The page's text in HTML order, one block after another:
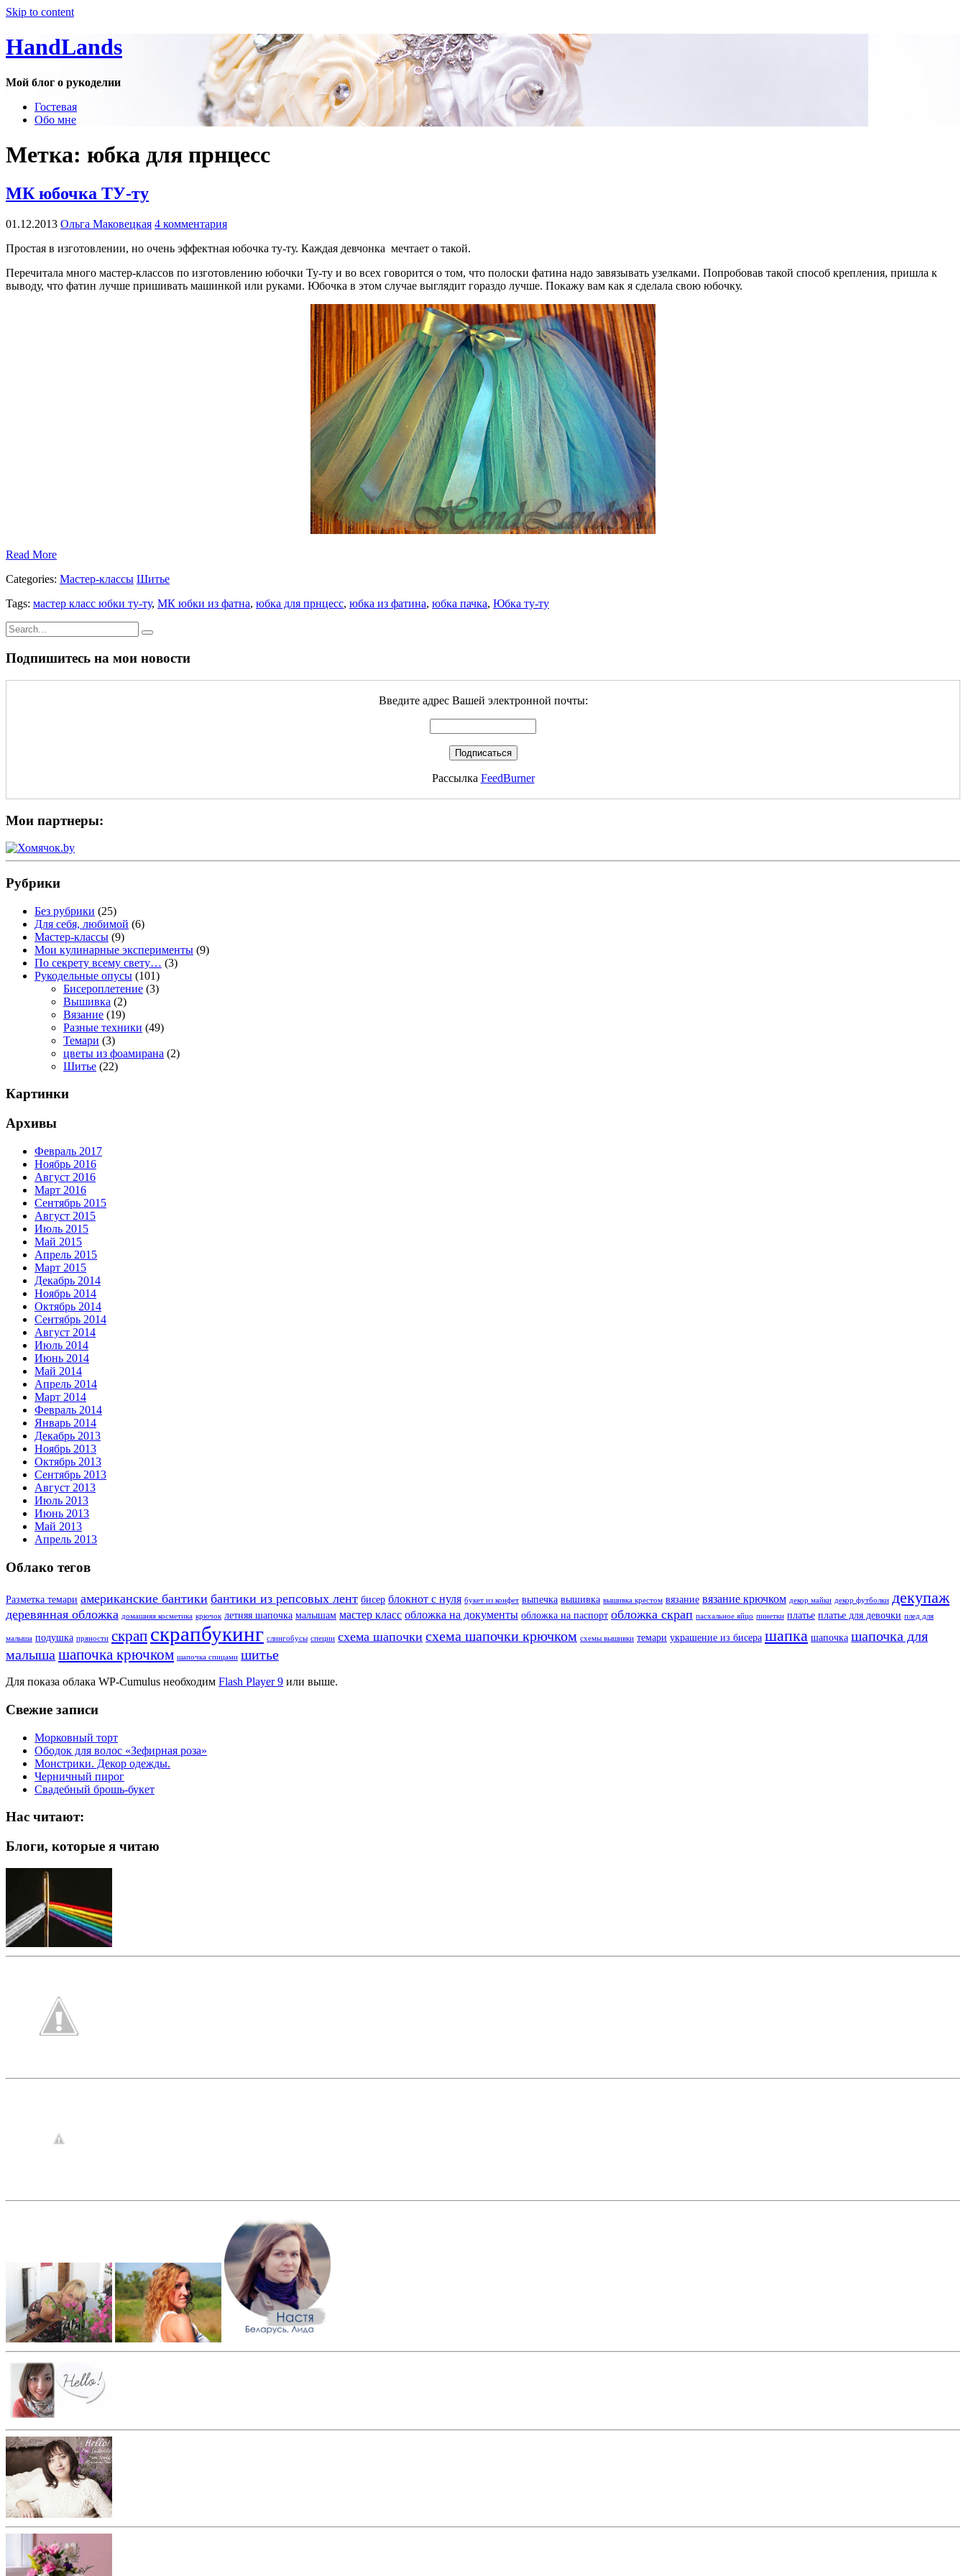
Skip to content
HandLands
Мой блог о рукоделии
Гостевая
Обо мне
Метка: юбка для прнцесс
МК юбочка ТУ-ту
01.12.2013 Ольга Маковецкая 4 комментария
Простая в изготовлении, но очень эффектная юбочка ту-ту. Каждая девчонка мечтает о такой.
Перечитала много мастер-классов по изготовлению юбочки Ту-ту и во всех говорится о том, что полоски фатина надо завязывать узелками. Попробовав такой способ крепления, пришла к
выводу, что фатин лучше пришивать машинкой или руками. Юбочка в этом случае выглядит гораздо лучше. Покажу вам как я сделала свою юбочку.
Read More
Categories: Мастер-классы Шитье
Tags: мастер класс юбки ту-ту, МК юбки из фатна, юбка для прнцесс, юбка из фатина, юбка пачка, Юбка ту-ту
Подпишитесь на мои новости
Введите адрес Вашей электронной почты:
Рассылка FeedBurner
Мои партнеры:
Рубрики
Без рубрики (25)
Для себя, любимой (6)
Мастер-классы (9)
Мои кулинарные эксперименты (9)
По секрету всему свету… (3)
Рукодельные опусы (101)
Бисероплетение (3)
Вышивка (2)
Вязание (19)
Разные техники (49)
Темари (3)
цветы из фоамирана (2)
Шитье (22)
Картинки
Архивы
Февраль 2017
Ноябрь 2016
Август 2016
Март 2016
Сентябрь 2015
Август 2015
Июль 2015
Май 2015
Апрель 2015
Март 2015
Декабрь 2014
Ноябрь 2014
Октябрь 2014
Сентябрь 2014
Август 2014
Июль 2014
Июнь 2014
Май 2014
Апрель 2014
Март 2014
Февраль 2014
Январь 2014
Декабрь 2013
Ноябрь 2013
Октябрь 2013
Сентябрь 2013
Август 2013
Июль 2013
Июнь 2013
Май 2013
Апрель 2013
Облако тегов
Разметка темари американские бантики бантики из репсовых лент бисер блокнот с нуля букет из конфет выпечка вышивка вышивка крестом вязание вязание крючком декор майки декор футболки декупаж
деревянная обложка домашняя косметика крючок летняя шапочка малышам мастер класс обложка на документы обложка на паспорт обложка скрап пасхальное яйцо пинетки платье платье для девочки плед для
малыша подушка пряности скрап скрапбукинг слингобусы специи схема шапочки схема шапочки крючком схемы вышивки темари украшение из бисера шапка шапочка шапочка для
малыша шапочка крючком шапочка спицами шитье
Для показа облака WP-Cumulus необходим Flash Player 9 или выше.
Свежие записи
Морковный торт
Ободок для волос «Зефирная роза»
Монстрики. Декор одежды.
Черничный пирог
Свадебный брошь-букет
Нас читают:
Блоги, которые я читаю